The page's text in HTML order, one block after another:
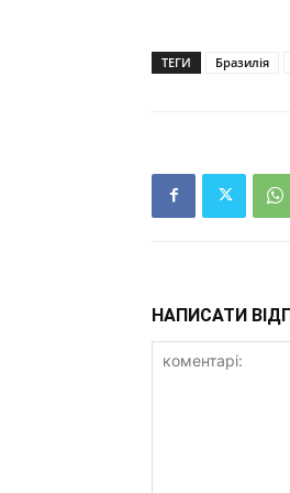
ТЕГИ Бразилія
НАПИСАТИ